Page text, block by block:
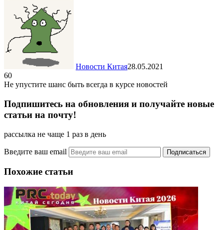
Новости Китая28.05.2021
60
Не упустите шанс быть всегда в курсе новостей
Подпишитесь на обновления и получайте новые
статьи на почту!
рассылка не чаще 1 раз в день
Введите ваш email
Похожие статьи